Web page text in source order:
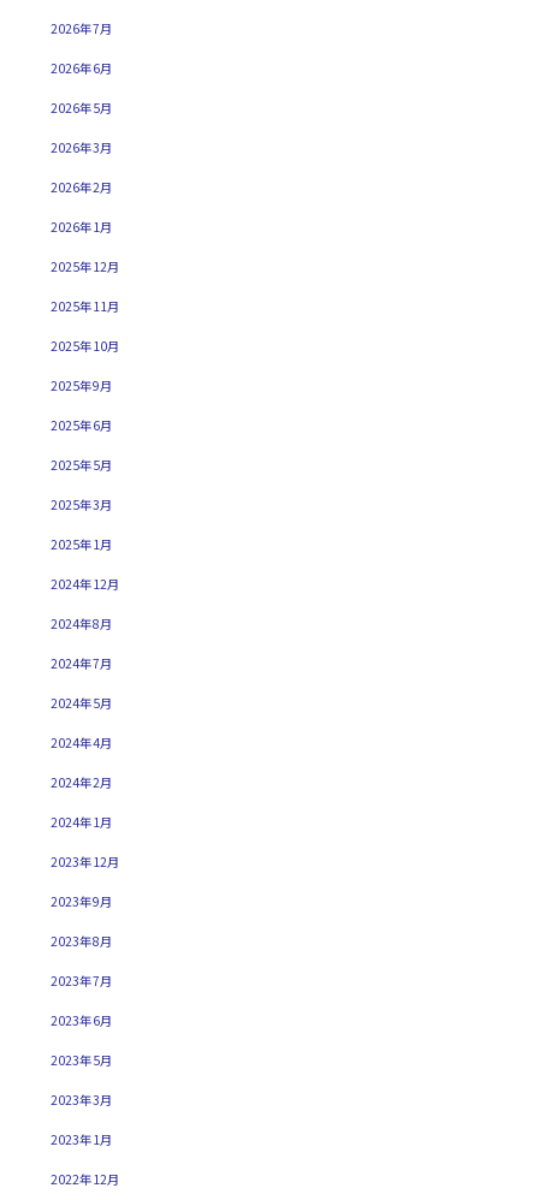
2026年7月
2026年6月
2026年5月
2026年3月
2026年2月
2026年1月
2025年12月
2025年11月
2025年10月
2025年9月
2025年6月
2025年5月
2025年3月
2025年1月
2024年12月
2024年8月
2024年7月
2024年5月
2024年4月
2024年2月
2024年1月
2023年12月
2023年9月
2023年8月
2023年7月
2023年6月
2023年5月
2023年3月
2023年1月
2022年12月